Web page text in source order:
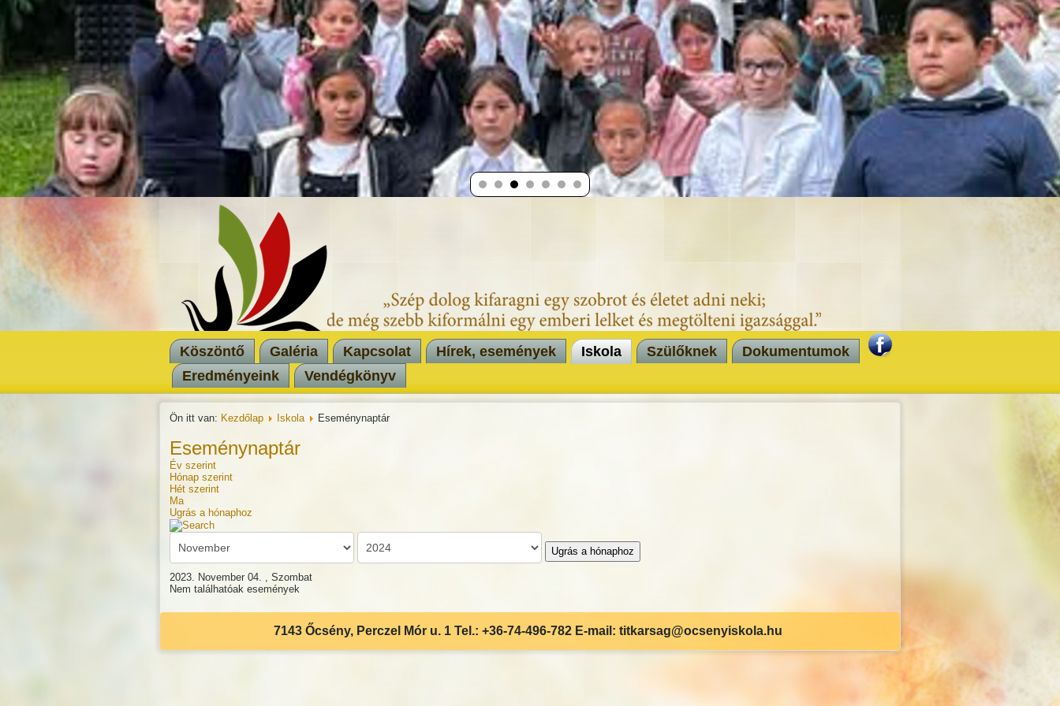
Köszöntő Galéria Kapcsolat Hírek, események Iskola Szülőknek
Dokumentumok
Eredményeink
Vendégkönyv
Ön itt van: Kezdőlap Iskola Eseménynaptár
Eseménynaptár
Év szerint
Hónap szerint
Hét szerint
Ma
Ugrás a hónaphoz
Ugrás a hónaphoz
2023. November 04. , Szombat
Nem találhatóak események
7143 Őcsény, Perczel Mór u. 1 Tel.: +36-74-496-782 E-mail: titkarsag@ocsenyiskola.hu